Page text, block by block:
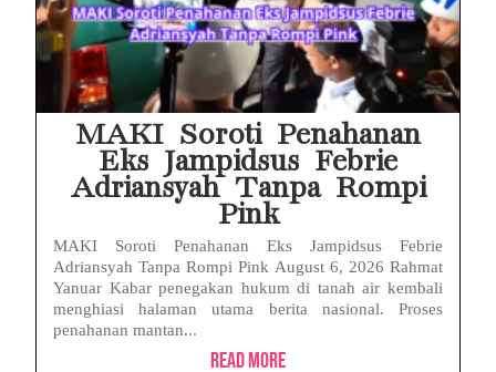
MAKI Soroti Penahanan
Eks Jampidsus Febrie
Adriansyah Tanpa Rompi
Pink
MAKI Soroti Penahanan Eks Jampidsus Febrie
Adriansyah Tanpa Rompi Pink August 6, 2026 Rahmat
Yanuar Kabar penegakan hukum di tanah air kembali
menghiasi halaman utama berita nasional. Proses
penahanan mantan...
Read More